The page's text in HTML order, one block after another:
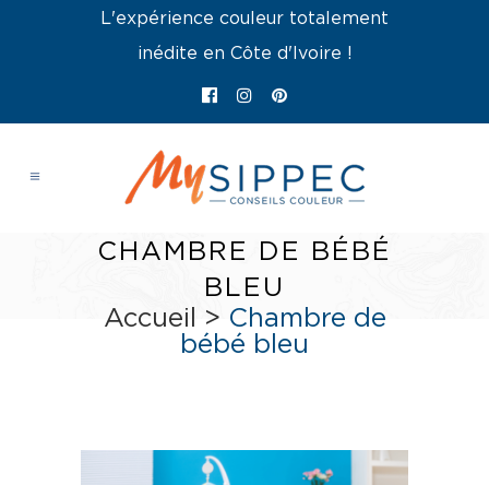
L'expérience couleur totalement
inédite en Côte d'Ivoire !
CHAMBRE DE BÉBÉ
BLEU
Accueil
> Chambre de
bébé bleu